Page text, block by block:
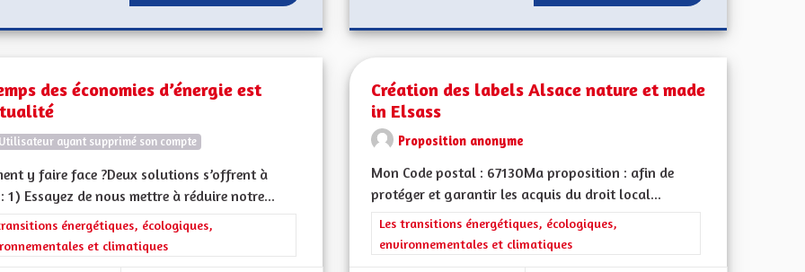
des économies d’énergie est
Utilisateur ayant supprimé son compte
y faire face ?Deux solutions s’offrent à
1) Essayez de nous mettre à réduire notre...
les résultats de la catégorie : Les transitions énergétiques, écologiques, environnementales et climatiques
énergétiques, écologiques,
et climatiques
Création des labels Alsace nature et made
in Elsass
Proposition anonyme
Mon Code postal : 67130Ma proposition : afin de
protéger et garantir les acquis du droit local...
Filtrer les résultats de la catégorie : Les transitions énergétiques,
Les transitions énergétiques, écologiques,
environnementales et climatiques